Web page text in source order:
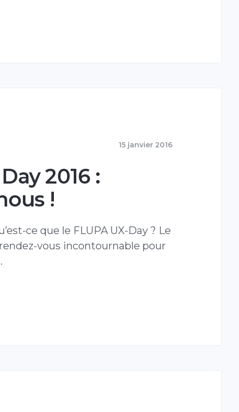
15 janvier 2016
2016 :
!
ce que le FLUPA UX-Day ? Le
vous incontournable pour